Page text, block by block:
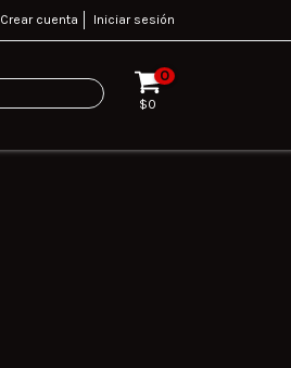
Crear cuenta Iniciar sesión
0
$0